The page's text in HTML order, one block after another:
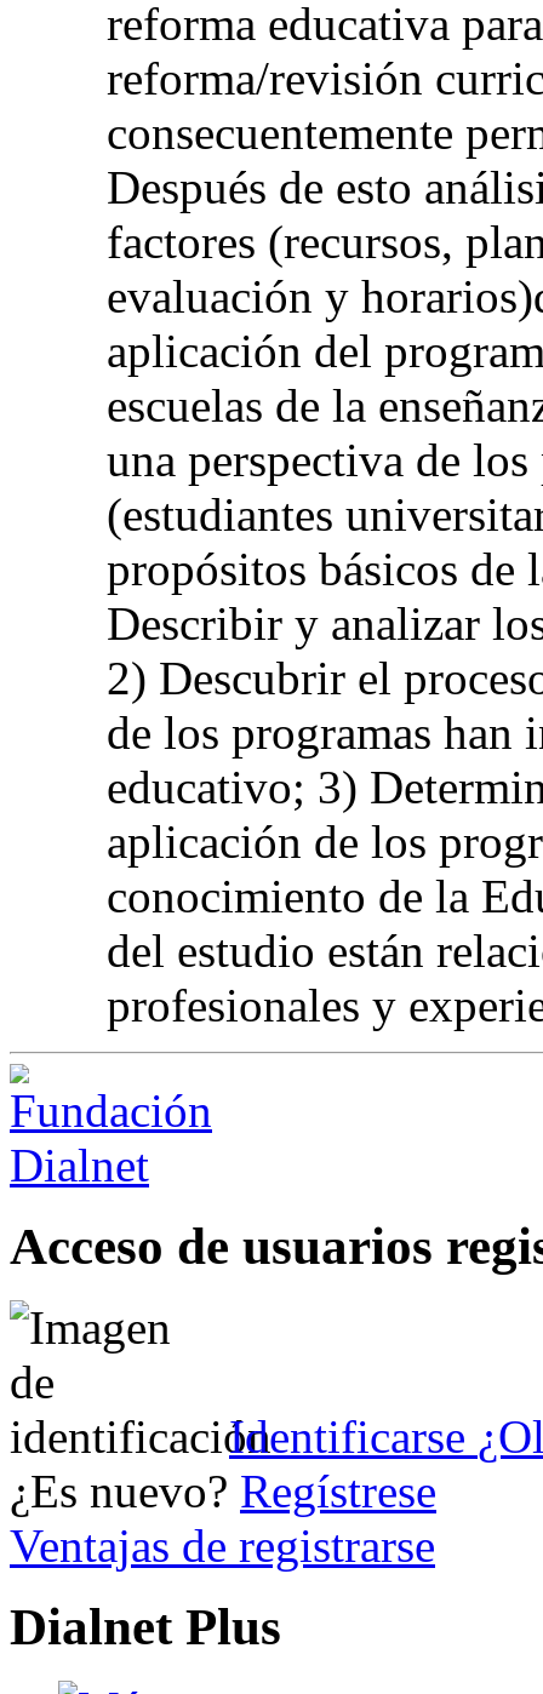
reforma educativa
reforma/revisión
consecuentemente
Después de esto
factores (recursos,
evaluación y
aplicación del
escuelas de la
una perspectiva de
(estudiantes
propósitos básicos de
Describir y analizar
2) Descubrir el
de los programas han
educativo; 3)
aplicación de los
conocimiento de la
del estudio están
profesionales y
Acceso de usuarios
Identificarse
¿Es nuevo? Regístrese
Ventajas de registrarse
Dialnet Plus